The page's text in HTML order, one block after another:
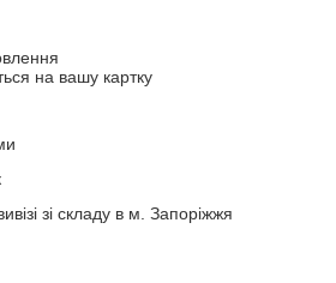
на вашу картку
зі складу в м. Запоріжжя